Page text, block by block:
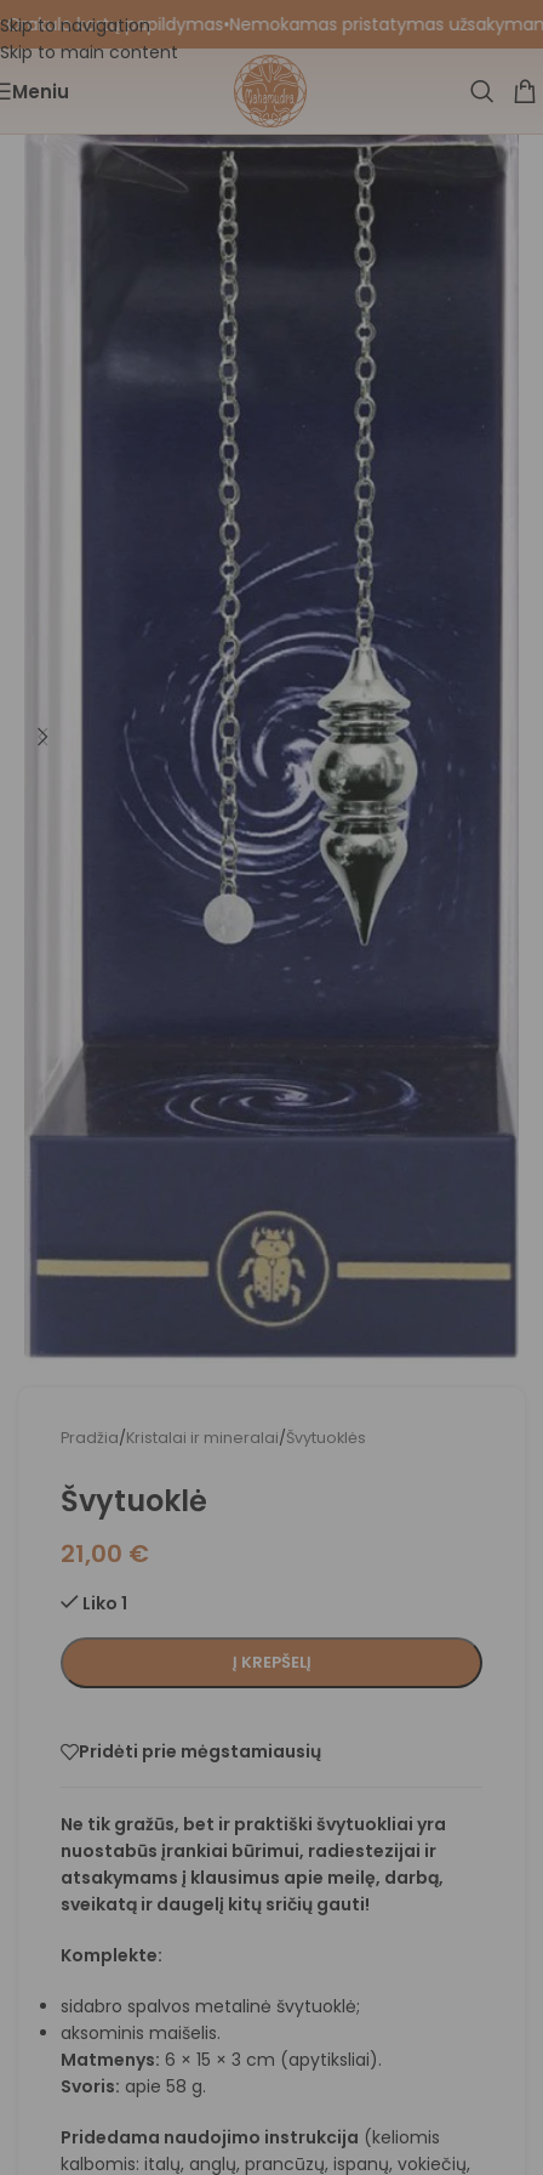
Skip to navigation
Skip to main content
kortų papildymas•Nemokamas pristatymas
Meniu
Pradžia/Kristalai ir mineralai/Švytuoklės
Švytuoklė
21,00 €
Liko 1
Į KREPŠELĮ
Pridėti prie mėgstamiausių
Ne tik gražūs, bet ir praktiški švytuokliai yra
nuostabūs įrankiai būrimui, radiestezijai ir
atsakymams į klausimus apie meilę, darbą,
sveikatą ir daugelį kitų sričių gauti!
Komplekte:
sidabro spalvos metalinė švytuoklė;
aksominis maišelis.
Matmenys: 6 × 15 × 3 cm (apytiksliai).
Svoris: apie 58 g.
Pridedama naudojimo instrukcija (keliomis
kalbomis: italų, anglų, prancūzų, ispanų, vokiečių,